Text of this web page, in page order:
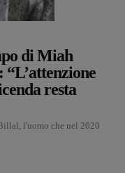
di Miah
resta
l'uomo che nel 2020